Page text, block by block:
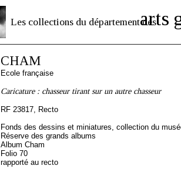
Les collections du département des
arts
CHAM
Ecole française
Caricature : chasseur tirant sur un autre chasseur
RF 23817, Recto
Fonds des dessins et miniatures, collection du
Réserve des grands albums
Album Cham
Folio 70
rapporté au recto